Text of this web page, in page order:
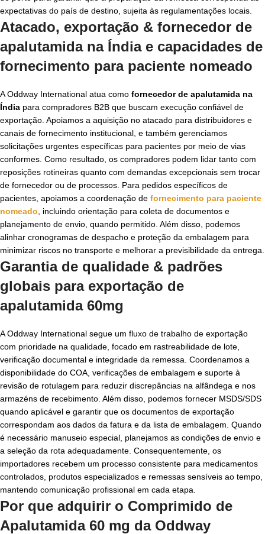
expectativas do país de destino, sujeita às regulamentações locais.
Atacado, exportação & fornecedor de
apalutamida na Índiae capacidades de
fornecimento para paciente nomeado
A Oddway International atua como fornecedor de apalutamida na
Índia para compradores B2B que buscam execução confiável de
exportação. Apoiamos a aquisição no atacado para distribuidores e
canais de fornecimento institucional, e também gerenciamos
solicitações urgentes específicas para pacientes por meio de vias
conformes. Como resultado, os compradores podem lidar tanto com
reposições rotineiras quanto com demandas excepcionais sem trocar
de fornecedor ou de processos. Para pedidos específicos de
pacientes, apoiamos a coordenação de fornecimento para paciente
nomeado , incluindo orientação para coleta de documentos e
planejamento de envio, quando permitido. Além disso, podemos
alinhar cronogramas de despacho e proteção da embalagem para
minimizar riscos no transporte e melhorar a previsibilidade da entrega.
Garantia de qualidade & padrões
globais para exportação de
apalutamida 60mg
A Oddway International segue um fluxo de trabalho de exportação
com prioridade na qualidade, focado em rastreabilidade de lote,
verificação documental e integridade da remessa. Coordenamos a
disponibilidade do COA, verificações de embalagem e suporte à
revisão de rotulagem para reduzir discrepâncias na alfândega e nos
armazéns de recebimento. Além disso, podemos fornecer MSDS/SDS
quando aplicável e garantir que os documentos de exportação
correspondam aos dados da fatura e da lista de embalagem. Quando
é necessário manuseio especial, planejamos as condições de envio e
a seleção da rota adequadamente. Consequentemente, os
importadores recebem um processo consistente para medicamentos
controlados, produtos especializados e remessas sensíveis ao tempo,
mantendo comunicação profissional em cada etapa.
Por que adquirir o Comprimido de
Apalutamida 60 mg da Oddway